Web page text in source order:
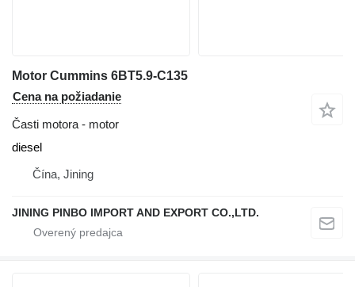
Motor Cummins 6BT5.9-C135
Cena na požiadanie
Časti motora - motor
diesel
Čína, Jining
JINING PINBO IMPORT AND EXPORT CO.,LTD.